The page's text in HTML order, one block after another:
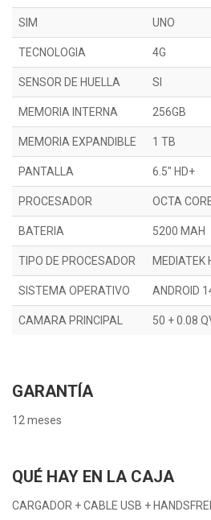
SIM UNO
TECNOLOGIA 4G
SENSOR DE HUELLA SI
MEMORIA INTERNA 256GB
MEMORIA EXPANDIBLE 1 TB
PANTALLA 6.5" HD+
PROCESADOR OCTA
BATERIA 5200 MAH
TIPO DE PROCESADOR MEDIATEK
SISTEMA OPERATIVO ANDROID
CAMARA PRINCIPAL 50 + 0.08
GARANTÍA
12 meses
QUÉ HAY EN LA CAJA
CARGADOR + CABLE USB +